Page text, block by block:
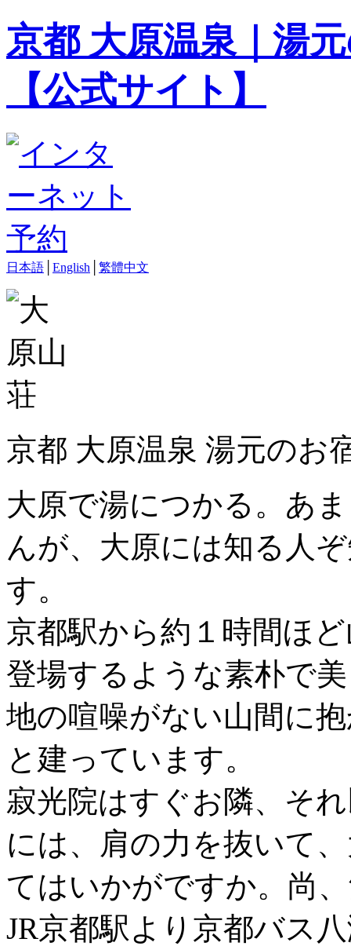
京都 大原温泉｜湯
【公式サイト】
日本語 English 繁體中文
京都 大原温泉 湯元の
大原で湯につかる。あ
んが、大原には知る人
す。
京都駅から約１時間ほ
登場するような素朴で
地の喧噪がない山間に
と建っています。
寂光院はすぐお隣、そ
には、肩の力を抜いて
てはいかがですか。尚
JR京都駅より京都バス